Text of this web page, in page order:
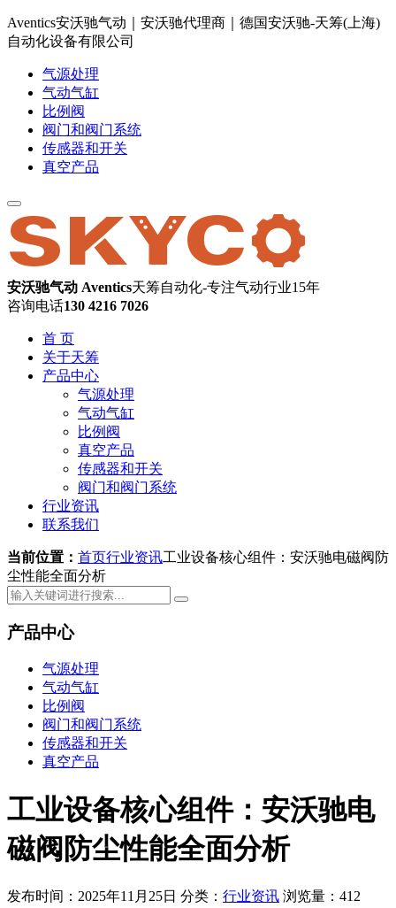
Aventics安沃驰气动｜安沃驰代理商｜德国安沃驰-天筹(上海)
自动化设备有限公司
气源处理
气动气缸
比例阀
阀门和阀门系统
传感器和开关
真空产品
安沃驰气动 Aventics天筹自动化-专注气动行业15年
咨询电话130 4216 7026
首 页
关于天筹
产品中心
气源处理
气动气缸
比例阀
真空产品
传感器和开关
阀门和阀门系统
行业资讯
联系我们
当前位置： 首页行业资讯工业设备核心组件：安沃驰电磁阀防
尘性能全面分析
产品中心
气源处理
气动气缸
比例阀
阀门和阀门系统
传感器和开关
真空产品
工业设备核心组件：安沃驰电
磁阀防尘性能全面分析
发布时间：2025年11月25日 分类： 行业资讯 浏览量：412